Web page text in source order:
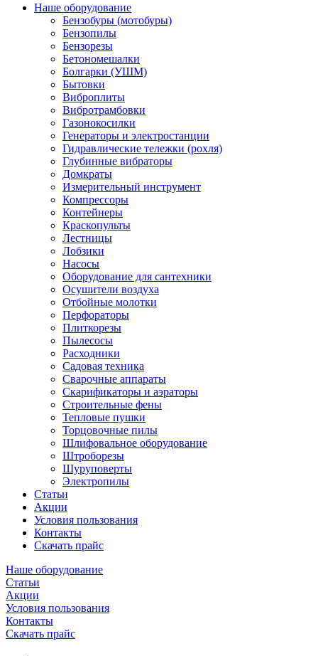
Наше оборудование
Бензобуры (мотобуры)
Бензопилы
Бензорезы
Бетономешалки
Болгарки (УШМ)
Бытовки
Виброплиты
Вибротрамбовки
Газонокосилки
Генераторы и электростанции
Гидравлические тележки (рохля)
Глубинные вибраторы
Домкраты
Измерительный инструмент
Компрессоры
Контейнеры
Краскопульты
Лестницы
Лобзики
Насосы
Оборудование для сантехники
Осушители воздуха
Отбойные молотки
Перфораторы
Плиткорезы
Пылесосы
Расходники
Садовая техника
Сварочные аппараты
Скарификаторы и аэраторы
Строительные фены
Тепловые пушки
Торцовочные пилы
Шлифовальное оборудование
Штроборезы
Шуруповерты
Электропилы
Статьи
Акции
Условия пользования
Контакты
Скачать прайс
Наше оборудование
Статьи
Акции
Условия пользования
Контакты
Скачать прайс